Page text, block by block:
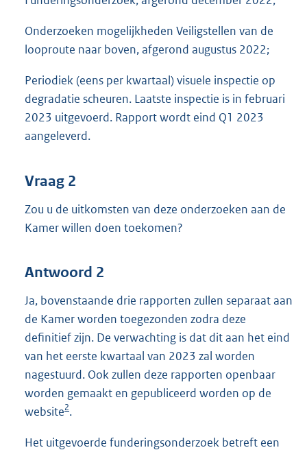
e
i
k
:
Onderzoeken mogelijkheden Veiligstellen van de
looproute naar boven, afgerond augustus 2022;
Periodiek (eens per kwartaal) visuele inspectie op
degradatie scheuren. Laatste inspectie is in februari
2023 uitgevoerd. Rapport wordt eind Q1 2023
aangeleverd.
Vraag 2
Zou u de uitkomsten van deze onderzoeken aan de
Kamer willen doen toekomen?
Antwoord 2
Ja, bovenstaande drie rapporten zullen separaat aan
de Kamer worden toegezonden zodra deze
definitief zijn. De verwachting is dat dit aan het eind
van het eerste kwartaal van 2023 zal worden
nagestuurd. Ook zullen deze rapporten openbaar
worden gemaakt en gepubliceerd worden op de
website2.
Het uitgevoerde funderingsonderzoek betreft een